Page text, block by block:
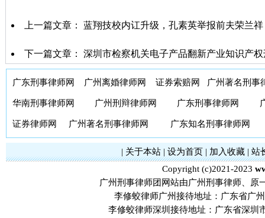
上一篇文章： 蓝翔技校内讧升级，孔素英举报前夫荣兰
下一篇文章： 深圳市检察机关电子产品翻新产业知识产
广东刑事律师网 广州离婚律师网 证券索赔网 广州著名刑事
华南刑事律师网 广州刑辩律师网 广东刑事律师网
证券律师网 广州著名刑事律师网 广东知名刑事律师网
| 关于本站| 设为首页| 加入收藏| 站
Copyright (c)2021-2023
广州刑事律师团网站由广州刑事律师、原
李修蛟律师广州接待地址：广东省广
李修蛟律师深圳接待地址：广东省深圳